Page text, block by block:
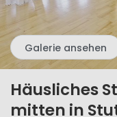
Galerie ansehen
Häusliches
mitten in